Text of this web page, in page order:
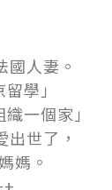
人妻。
學」
一個家」
世了，
媽。